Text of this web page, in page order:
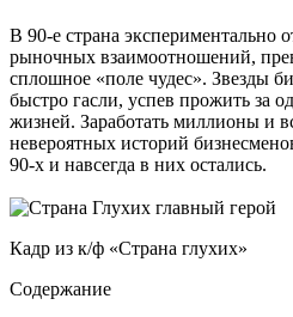
В 90-е страна экспериментально
рыночных взаимоотношений,
сплошное «поле чудес». Звезды
быстро гасли, успев прожить за
жизней. Заработать миллионы и
невероятных историй
90-х и навсегда в них остались.
Кадр из к/ф «Страна глухих»
Содержание